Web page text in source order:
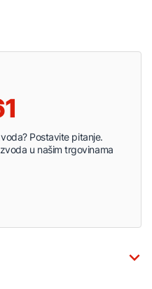
Postavite pitanje.
u našim trgovinama